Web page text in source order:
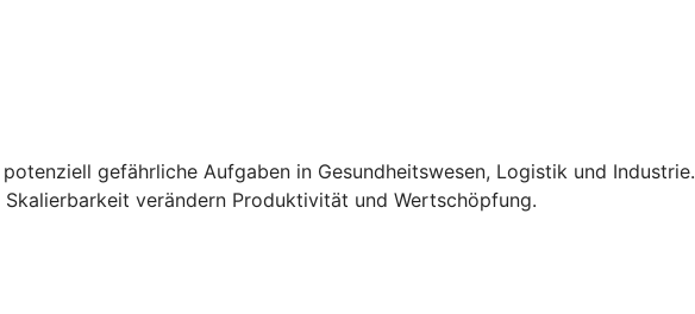
gefährliche Aufgaben in Gesundheitswesen, Logistik und Industrie.
verändern Produktivität und Wertschöpfung.